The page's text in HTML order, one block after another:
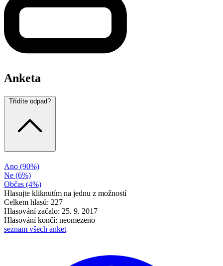
Anketa
Třídíte odpad?
Ano (90%)
Ne (6%)
Občas (4%)
Hlasujte kliknutím na jednu z možností
Celkem hlasů: 227
Hlasování začalo: 25. 9. 2017
Hlasování končí: neomezeno
seznam všech anket